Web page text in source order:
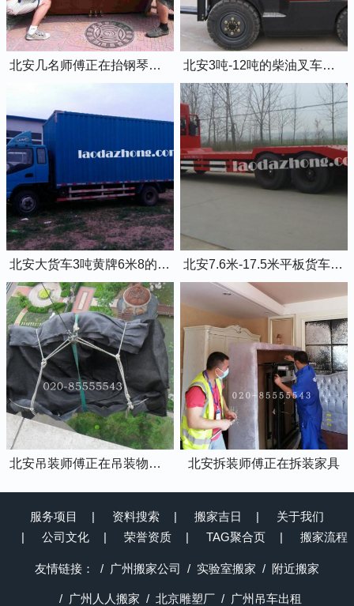
北安几名师傅正在抬钢琴上楼 北安3吨-12吨的柴油叉车出租
北安大货车3吨黄牌6米8的厢式货车 北安7.6米-17.5米平板货车出租
北安吊装师傅正在吊装物品上楼 北安拆装师傅正在拆装家具
服务项目 资料搜索 搬家吉日
关于我们
公司文化
荣誉资质 TAG聚合页 搬家流程
友情链接： 广州搬家公司 实验室搬家 附近搬家
广州人人搬家 北京雕塑厂 广州吊车出租